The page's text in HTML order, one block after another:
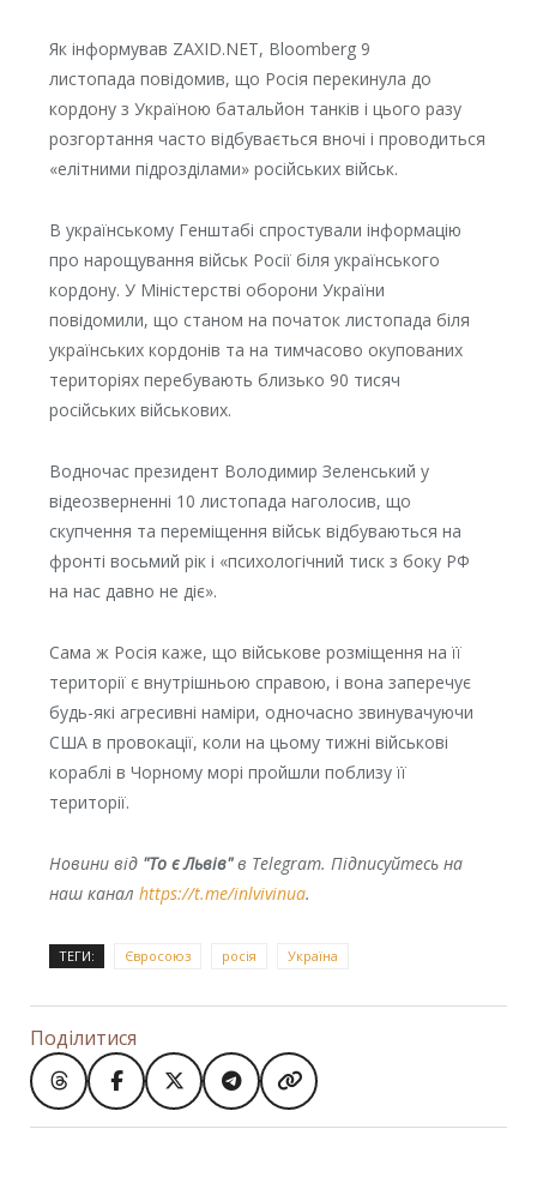
Як інформував ZAXID.NET, Bloomberg 9
листопада повідомив, що Росія перекинула до
кордону з Україною батальйон танків і цього разу
розгортання часто відбувається вночі і проводиться
«елітними підрозділами» російських військ.
В українському Генштабі спростували інформацію
про нарощування військ Росії біля українського
кордону. У Міністерстві оборони України
повідомили, що станом на початок листопада біля
українських кордонів та на тимчасово окупованих
територіях перебувають близько 90 тисяч
російських військових.
Водночас президент Володимир Зеленський у
відеозверненні 10 листопада наголосив, що
скупчення та переміщення військ відбуваються на
фронті восьмий рік і «психологічний тиск з боку РФ
на нас давно не діє».
Сама ж Росія каже, що військове розміщення на її
території є внутрішньою справою, і вона заперечує
будь-які агресивні наміри, одночасно звинувачуючи
США в провокації, коли на цьому тижні військові
кораблі в Чорному морі пройшли поблизу її
території.
Новини від "То є Львів"в Telegram. Підписуйтесь на
наш канал https://t.me/inlvivinua.
ТЕГИ: Євросоюз росія Україна
Поділитися